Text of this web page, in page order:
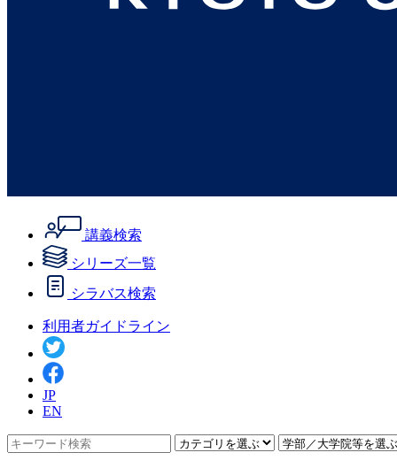
講義検索
シリーズ一覧
シラバス検索
利用者ガイドライン
JP
EN